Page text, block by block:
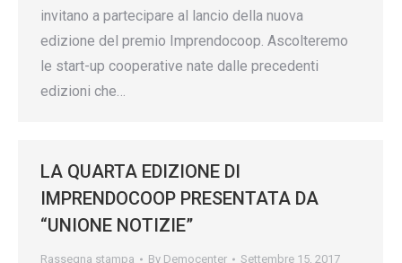
invitano a partecipare al lancio della nuova
edizione del premio Imprendocoop. Ascolteremo
le start-up cooperative nate dalle precedenti
edizioni che…
LA QUARTA EDIZIONE DI
IMPRENDOCOOP PRESENTATA DA
“UNIONE NOTIZIE”
Rassegna stampa By Democenter Settembre 15, 2017